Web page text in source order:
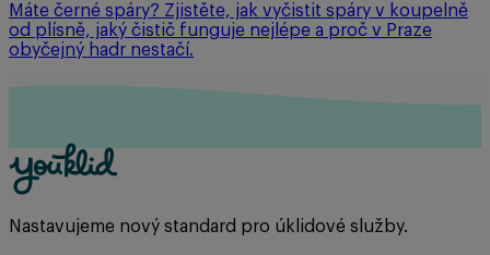
Máte černé spáry? Zjistěte, jak vyčistit spáry v koupelně
od plísně, jaký čistič funguje nejlépe a proč v Praze
obyčejný hadr nestačí.
Nastavujeme nový standard pro úklidové služby.